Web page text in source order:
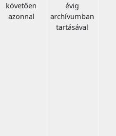
követően
azonnal
évig
archívumban
tartásával